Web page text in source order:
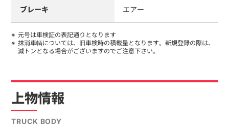
ブレーキ エアー
元号は車検証の表記通りとなります
抹消車輌については、旧車検時の積載量となります。新規登録の際は、
減トンとなる場合がございますのでご注意下さい。
上物情報
TRUCK BODY